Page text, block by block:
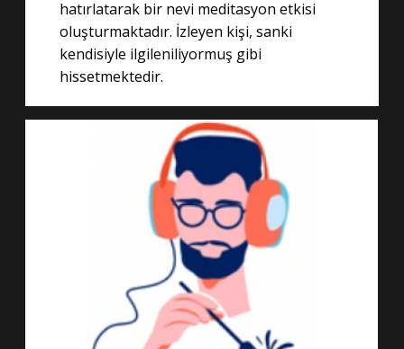
hatırlatarak bir nevi meditasyon etkisi
oluşturmaktadır. İzleyen kişi, sanki
kendisiyle ilgileniliyormuş gibi
hissetmektedir.